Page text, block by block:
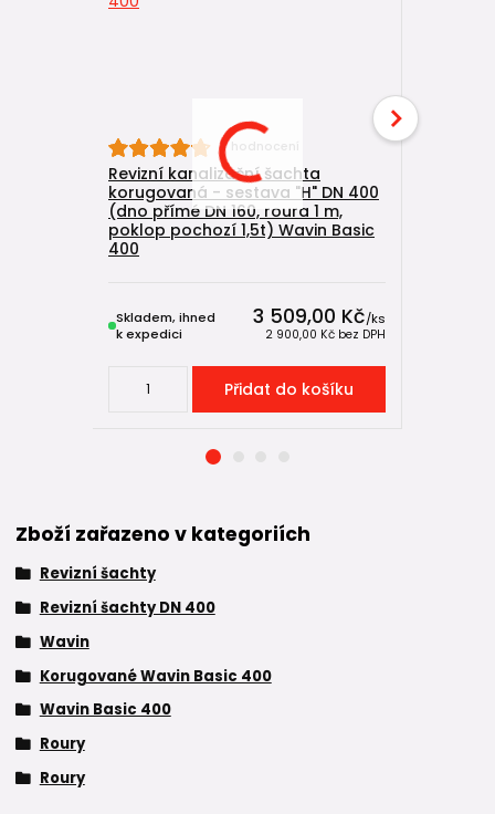
4 hodnocení
Revizní kanalizační šachta
korugovaná - sestava "H" DN 400
(dno přímé DN 160, roura 1 m,
poklop pochozí 1,5t) Wavin Basic
400
3 509,00 Kč/ks
2 900,00 Kč bez DPH
Skladem, ihned
k expedici
Přidat do košíku
Zboží zařazeno v kategoriích
Revizní šachty
Revizní šachty DN 400
Wavin
Korugované Wavin Basic 400
Wavin Basic 400
Roury
Roury